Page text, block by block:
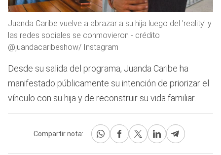
Juanda Caribe vuelve a abrazar a su hija luego del 'reality' y
las redes sociales se conmovieron - crédito
@juandacaribeshow/ Instagram
Desde su salida del programa, Juanda Caribe ha
manifestado públicamente su intención de priorizar el
vínculo con su hija y de reconstruir su vida familiar.
Compartir nota: